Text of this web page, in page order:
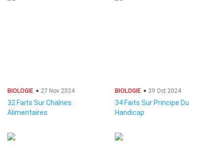
BIOLOGIE 27 Nov 2024
32 Faits Sur Chaînes
Alimentaires
BIOLOGIE 29 Oct 2024
34 Faits Sur Principe Du
Handicap